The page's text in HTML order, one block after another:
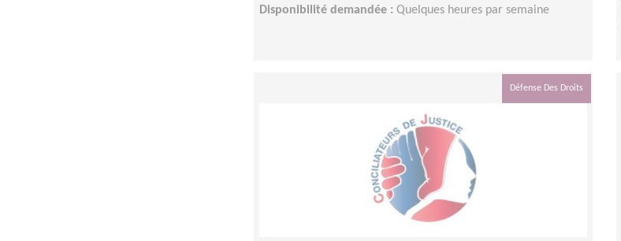
Disponibilité demandée : Quelques heures par semaine
Défense Des Droits